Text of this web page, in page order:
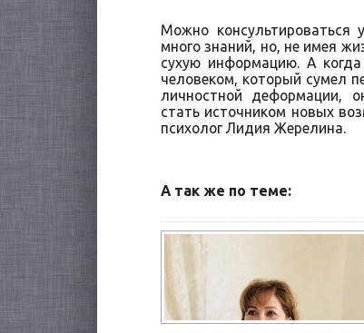
Можно консультироваться
много знаний, но, не имея
сухую информацию. А
человеком, который сумел
личностной деформации,
стать источником новых
психолог Лидия Жерелина.
А так же по теме: